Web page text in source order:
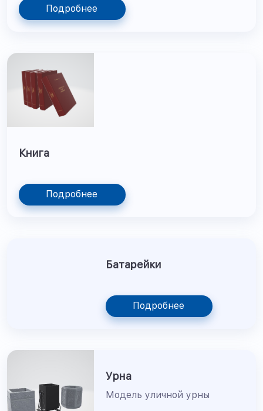
Подробнее
Книга
Подробнее
Батарейки
Подробнее
Урна
Модель уличной урны